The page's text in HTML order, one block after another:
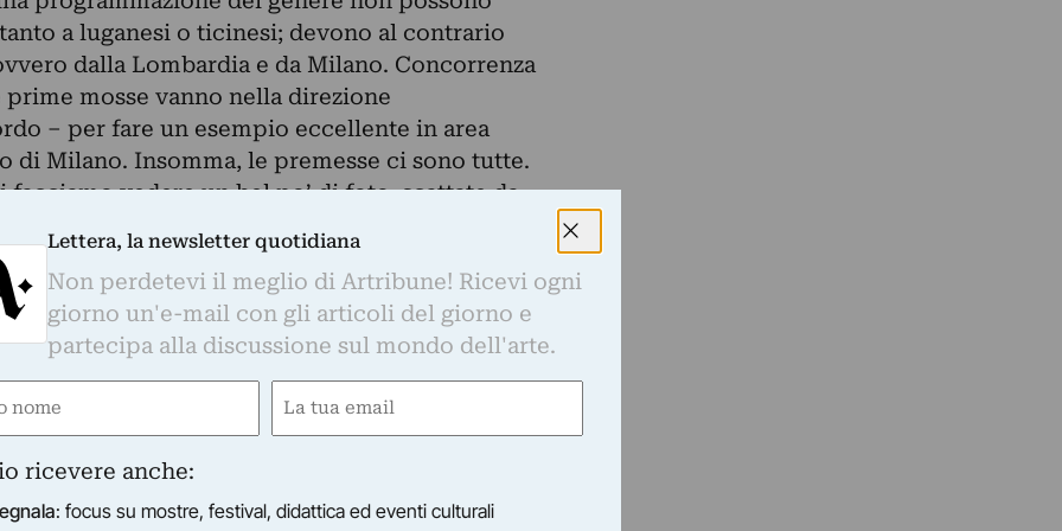
a luganesi o ticinesi; devono al contrario
dalla Lombardia e da Milano. Concorrenza
mosse vanno nella direzione
– per fare un esempio eccellente in area
di Milano. Insomma, le premesse ci sono tutte.
vedere un bel po’ di foto, scattate da
sul mercato dell'arte
tendenze, strategie, investimenti,
altro.
(Required)
tenerti informato con regolarità sul mondo dell'arte, nel rispetto della
Lettera, la newsletter quotidiana
Non perdetevi il meglio di Artribune! Ricevi ogni
giorno un'e-mail con gli articoli del giorno e
partecipa alla discussione sul mondo dell'arte.
Email
ricevere anche:
: focus su mostre, festival, didattica ed eventi culturali